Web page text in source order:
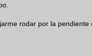
rodar por la